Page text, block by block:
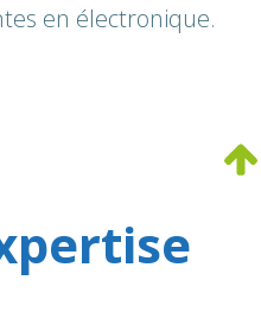
en électronique.